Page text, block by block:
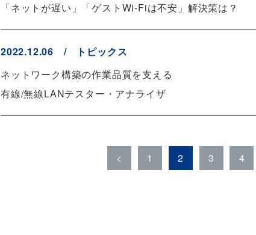
「ネットが遅い」「ゲストWi-Fiは不安」解決策は？
2022.12.06 / トピックス
ネットワーク構築の作業品質を支える
有線/無線LANテスター・アナライザ
< 1 2 3 4